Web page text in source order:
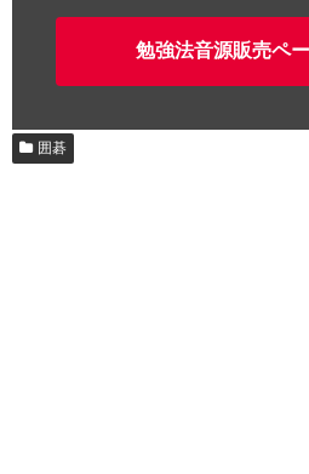
勉強法音源販売ペ
囲碁